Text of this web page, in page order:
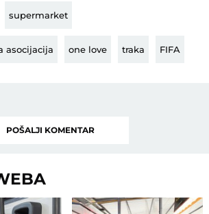
supermarket
asocijacija one love traka FIFA
POŠALJI KOMENTAR